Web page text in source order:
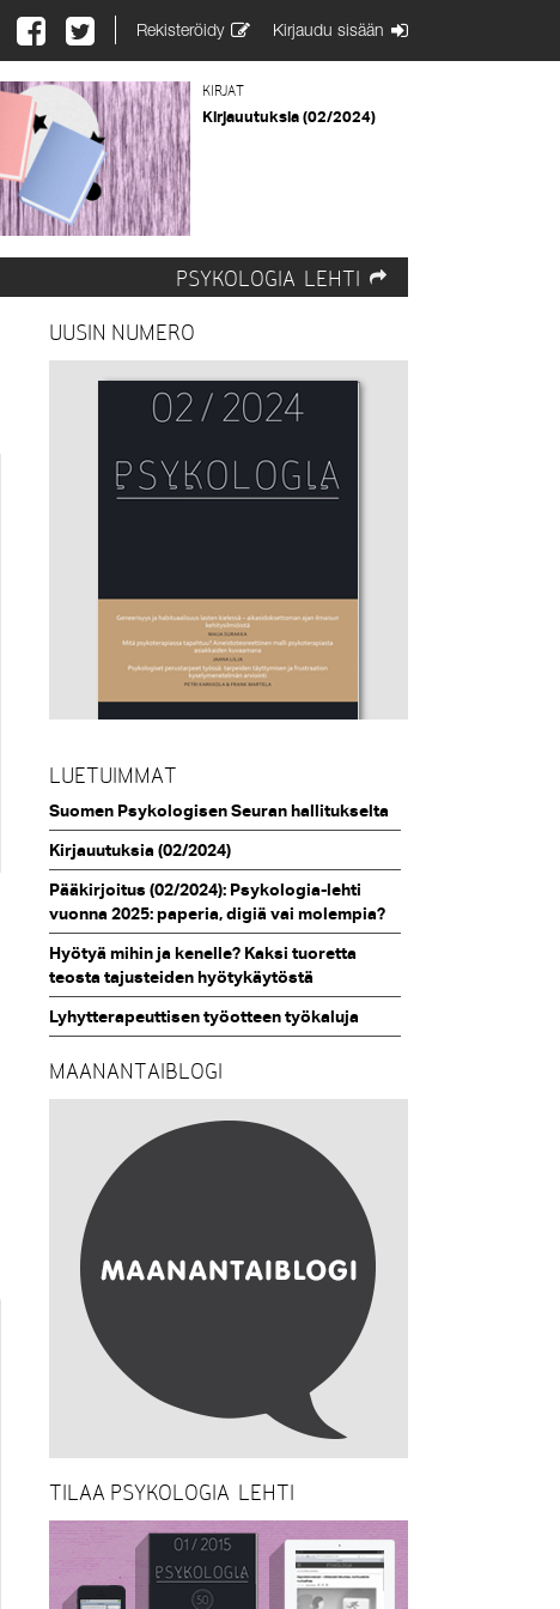
Rekisteröidy Kirjaudu sisään
KIRJAT
Kirjauutuksia (02/2024)
PSYKOLOGIA-LEHTI
UUSIN NUMERO
LUETUIMMAT
Suomen Psykologisen Seuran hallitukselta
Kirjauutuksia (02/2024)
Pääkirjoitus (02/2024): Psykologia-lehti
vuonna 2025: paperia, digiä vai molempia?
Hyötyä mihin ja kenelle? Kaksi tuoretta
teosta tajusteiden hyötykäytöstä
Lyhytterapeuttisen työotteen työkaluja
MAANANTAIBLOGI
TILAA PSYKOLOGIA-LEHTI